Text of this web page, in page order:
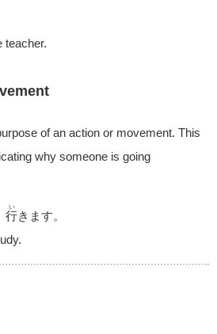
teacher.
of an action or movement. This
why someone is going
行
い
きます。